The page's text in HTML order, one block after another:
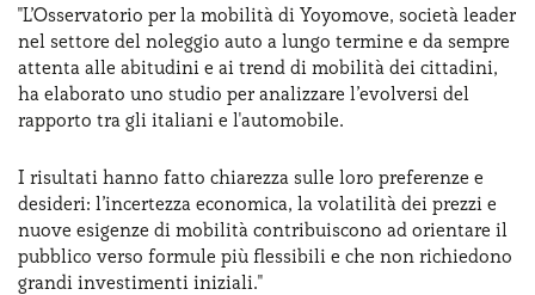
"L’Osservatorio per la mobilità di Yoyomove, società leader
nel settore del noleggio auto a lungo termine e da sempre
attenta alle abitudini e ai trend di mobilità dei cittadini,
ha elaborato uno studio per analizzare l’evolversi del
rapporto tra gli italiani e l'automobile.
I risultati hanno fatto chiarezza sulle loro preferenze e
desideri: l’incertezza economica, la volatilità dei prezzi e
nuove esigenze di mobilità contribuiscono ad orientare il
pubblico verso formule più flessibili e che non richiedono
grandi investimenti iniziali."